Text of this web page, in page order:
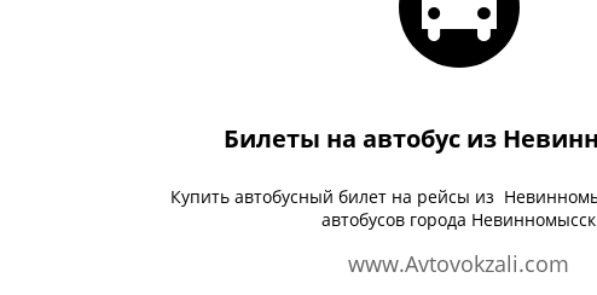
Билеты на автобус из
Купить автобусный билет на рейсы из
автобусов города Невинномысск
www.Avtovokzali.com